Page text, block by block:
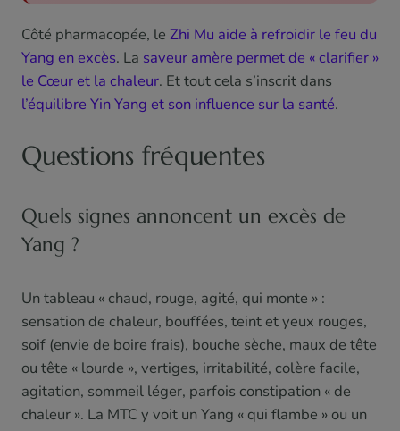
Côté pharmacopée, le Zhi Mu aide à refroidir le feu du
Yang en excès. La saveur amère permet de « clarifier »
le Cœur et la chaleur. Et tout cela s’inscrit dans
l’équilibre Yin Yang et son influence sur la santé.
Questions fréquentes
Quels signes annoncent un excès de
Yang ?
Un tableau « chaud, rouge, agité, qui monte » :
sensation de chaleur, bouffées, teint et yeux rouges,
soif (envie de boire frais), bouche sèche, maux de tête
ou tête « lourde », vertiges, irritabilité, colère facile,
agitation, sommeil léger, parfois constipation « de
chaleur ». La MTC y voit un Yang « qui flambe » ou un